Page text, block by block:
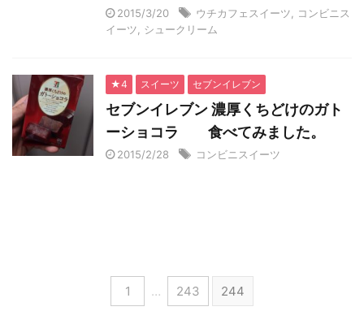
2015/3/20 ウチカフェスイーツ
コンビニス
イーツ
シュークリーム
★4 スイーツ セブンイレブン
セブンイレブン 濃厚くちどけのガト
ーショコラ 食べてみました。
2015/2/28 コンビニスイーツ
1 … 243 244